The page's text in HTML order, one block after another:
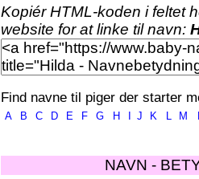
Kopiér HTML-koden i feltet
website for at linke til navn:
Find navne til piger der starter
A B C D E F G H J K L M
NAVN -